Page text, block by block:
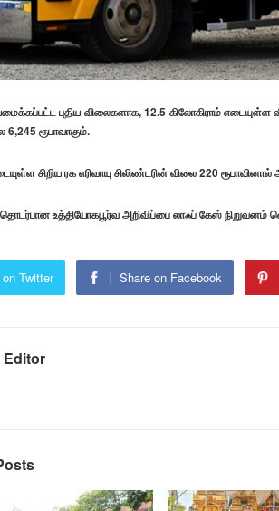
புதிய விலைகளாக, 12.5 கிலோகிராம் எடையுள்ள
ரூபாவாகும்.
சிறிய ரக எரிவாயு சிலிண்டரின் விலை 220
தொடர்பான உத்தியோகபூர்வ அறிவிப்பை லாஃப் கேஸ் நிறுவனம்
Twitter Share on Facebook
Editor